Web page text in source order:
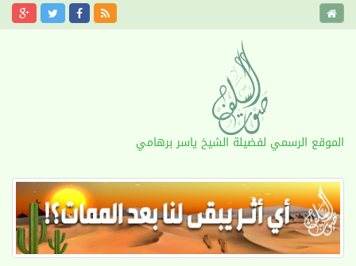
الموقع الرسمي لفضيلة الشيخ ياسر برهامي